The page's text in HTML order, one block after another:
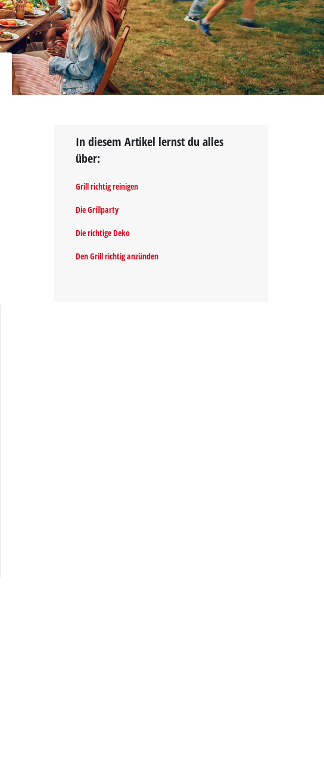
In diesem Artikel lernst du alles
über:
Grill richtig reinigen
Die Grillparty
Die richtige Deko
Den Grill richtig anzünden